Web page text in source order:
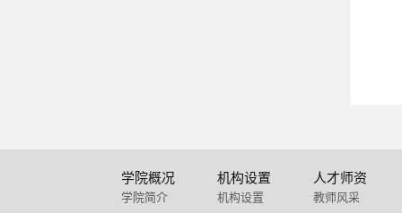
学院概况
学院简介
机构设置
机构设置
人才师资
教师风采